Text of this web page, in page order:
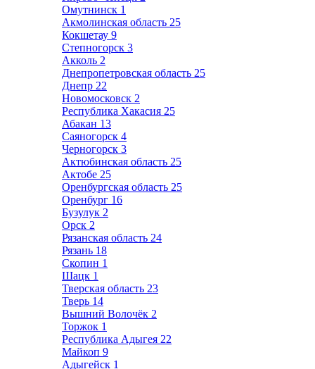
Омутнинск 1
Акмолинская область 25
Кокшетау 9
Степногорск 3
Акколь 2
Днепропетровская область 25
Днепр 22
Новомосковск 2
Республика Хакасия 25
Абакан 13
Саяногорск 4
Черногорск 3
Актюбинская область 25
Актобе 25
Оренбургская область 25
Оренбург 16
Бузулук 2
Орск 2
Рязанская область 24
Рязань 18
Скопин 1
Шацк 1
Тверская область 23
Тверь 14
Вышний Волочёк 2
Торжок 1
Республика Адыгея 22
Майкоп 9
Адыгейск 1